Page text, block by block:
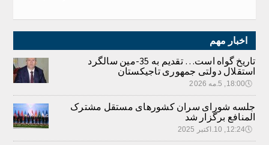
اخبار مهم
تاریخ گواه است… تقدیم به 35-مین سالگرد
استقلال دولتی جمهوری تاجیکستان
🕔18:00, 5.مه 2026
جلسه شورای سران کشورهای مستقل مشترک
المنافع برگزار شد
🕔12:24, 10.اکتبر 2025